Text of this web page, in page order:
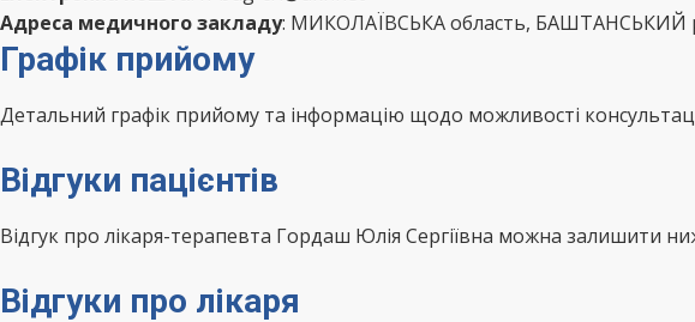
Адреса медичного закладу: МИКОЛАЇВСЬКА область, БАШТАНСЬКИЙ
Графік прийому
Детальний графік прийому та інформацію щодо можливості
Відгуки пацієнтів
Відгук про лікаря-терапевта Гордаш Юлія Сергіївна можна залишити
Відгуки про лікаря